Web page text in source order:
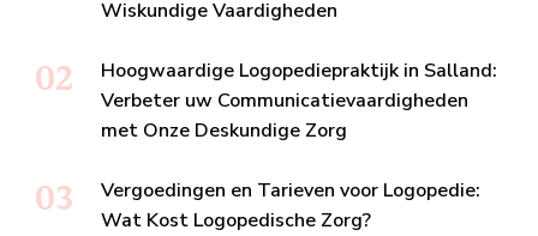
Wiskundige Vaardigheden
Hoogwaardige Logopediepraktijk in Salland:
Verbeter uw Communicatievaardigheden
met Onze Deskundige Zorg
Vergoedingen en Tarieven voor Logopedie:
Wat Kost Logopedische Zorg?